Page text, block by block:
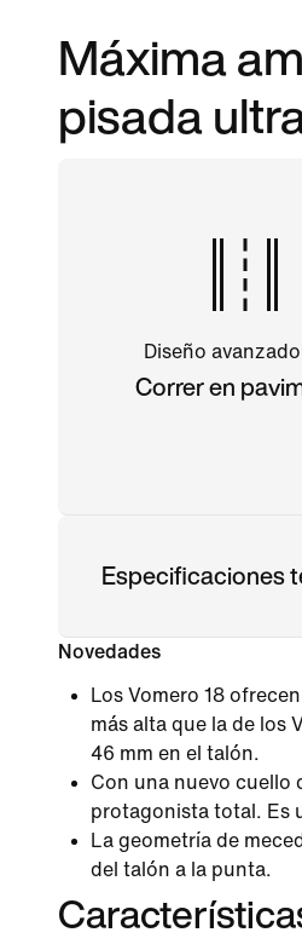
Máxima
pisada
Diseño
Correr en
Especificaciones
Novedades
Los Vomero 18
más alta que la de los
46 mm en el talón.
Con una nuevo cuello
protagonista total. Es
La geometría de
del talón a la punta.